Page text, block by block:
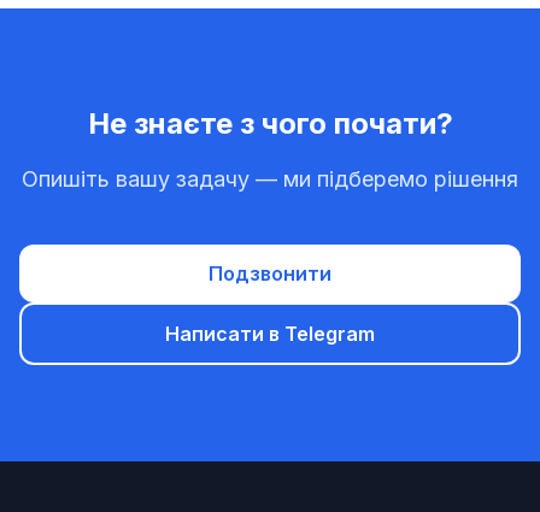
Не знаєте з чого почати?
Опишіть вашу задачу — ми підберемо рішення
Подзвонити
Написати в Telegram